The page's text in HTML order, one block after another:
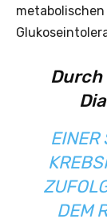
EINER
DEM